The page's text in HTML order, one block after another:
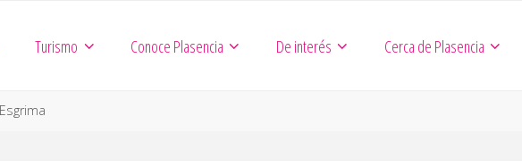
Turismo Conoce Plasencia De interés Cerca de Plasencia